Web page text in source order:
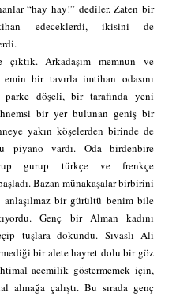
“hay hay!” dediler. Zaten bir
edeceklerdi, ikisini de
Arkadaşım memnun ve
emin bir tavırla imtihan odasını
parke döşeli, bir tarafında yeni
bir yer bulunan geniş bir
yakın köşelerden birinde de
piyano vardı. Oda birdenbire
gurup türkçe ve frenkçe
Bazan münakaşalar birbirini
anlaşılmaz bir gürültü benim bile
Genç bir Alman kadını
tuşlara dokundu. Sıvaslı Ali
bir alete hayret dolu bir göz
acemilik göstermemek için,
almağa çalıştı. Bu sırada genç